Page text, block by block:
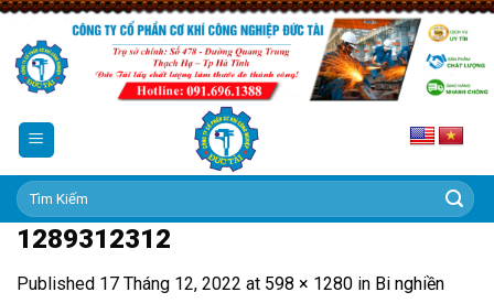
Skip
content
Tìm
kiếm:
1289312312
Published 17 Tháng 12, 2022 at 598 × 1280 in Bi nghiền